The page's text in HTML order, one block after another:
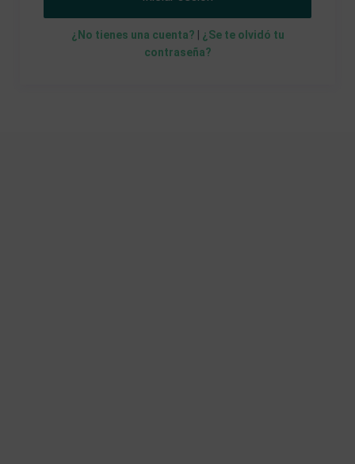
¿No tienes una cuenta?
¿Se te olvidó tu
contraseña?